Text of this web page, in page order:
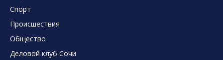
Спорт
Происшествия
Общество
Деловой клуб Сочи